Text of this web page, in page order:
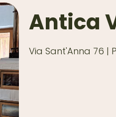
Antica
Via Sant'Anna 76 |